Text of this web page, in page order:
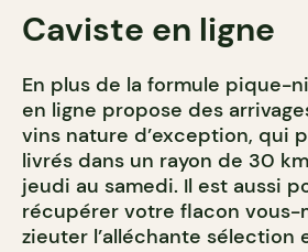
Caviste en ligne
En plus de la formule pique-
en ligne propose des
vins nature d’exception, qui
livrés dans un rayon de 30
jeudi au samedi. Il est aussi
récupérer votre flacon vous-
zieuter l’alléchante sélection